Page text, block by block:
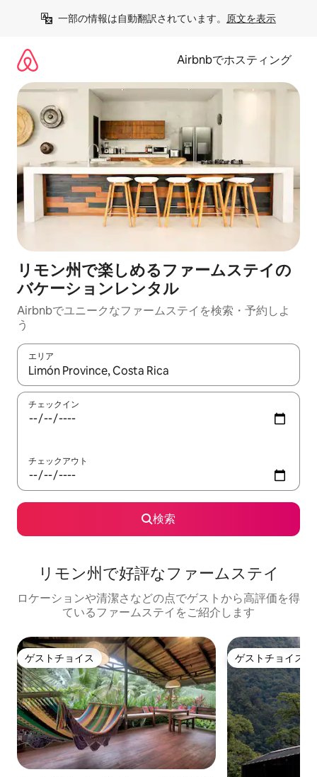
一部の情報は自動翻訳されています。 原文を表示
Airbnbでホスティング
リモン州で楽しめるファームステイの
バケーションレンタル
Airbnbでユニークなファームステイを検索・予約しよ
う
エリア
検索結果が表示されたら、上下の矢印キーを使って移動するか
チェックイン
チェックアウト
検索
リモン州で好評なファームステイ
ロケーションや清潔さなどの点でゲストから高評価を得
ているファームステイをご紹介します
ゲストチョイス
ゲストチョイス ゲストチョイス
ゲストチョイス